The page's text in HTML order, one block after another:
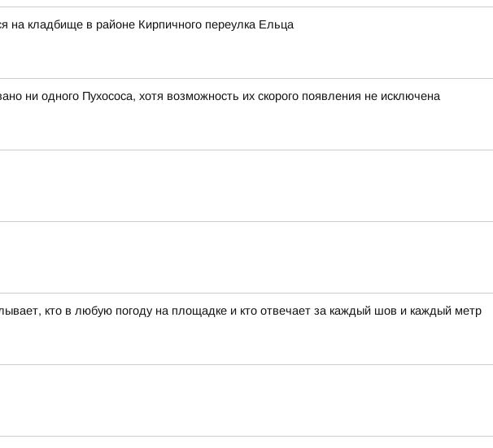
кладбище в районе Кирпичного переулка Ельца
ни одного Пухососа, хотя возможность их скорого появления не исключена
кто в любую погоду на площадке и кто отвечает за каждый шов и каждый метр